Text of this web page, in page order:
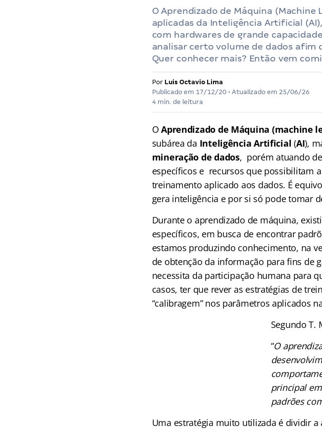
O Aprendizado de Máquina (Machine
aplicadas da Inteligência Artificial
com hardwares de grande
analisar certo volume de dados afim
Quer conhecer mais? Então vem
Por Luis Octavio Lima
Publicado em 17/12/20• Atualizado em 25/06/26
4 min. de leitura
OAprendizado de Máquina (machine
subárea da Inteligência Artificial (AI),
mineração de dados, porém atuando
específicos e recursos que possibilitam
treinamento aplicado aos dados. É
gera inteligência e por si só pode tomar
Durante o aprendizado de máquina,
específicos, em busca de encontrar
estamos produzindo conhecimento, na
de obtenção da informação para fins de
necessita da participação humana para
casos, ter que rever as estratégias de
“calibragem” nos parâmetros aplicados
Segundo T.
“O
principal
padrões
Uma estratégia muito utilizada é dividir